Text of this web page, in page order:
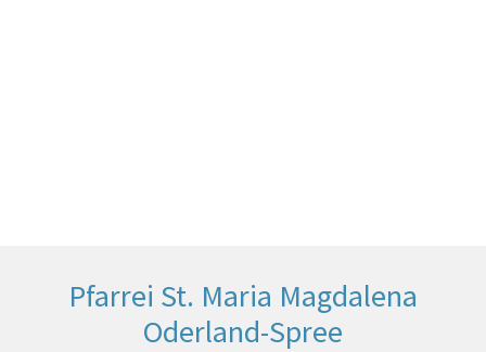
Pfarrei St. Maria Magdalena
Oderland-Spree